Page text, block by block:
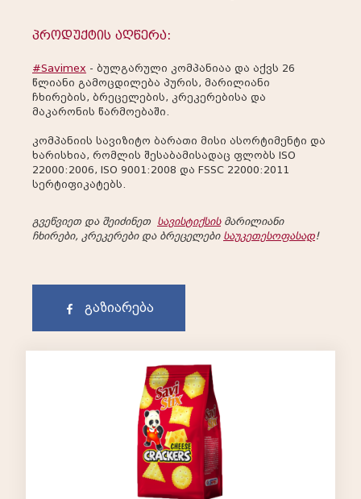
პროდუქტის აღწერა:
#Savimex - ბულგარული კომპანიაა და აქვს 26
წლიანი გამოცდილება პურის, მარილიანი
ჩხირების, ბრეცელების, კრეკერებისა და
მაკარონის წარმოებაში.
კომპანიის სავიზიტო ბარათი მისი ასორტიმენტი და
ხარისხია, რომლის შესაბამისადაც ფლობს ISO
22000:2006, ISO 9001:2008 და FSSC 22000:2011
სერტიფიკატებს.
გვეწვიეთ და შეიძინეთ სავისტიქსისმარილიანი
ჩხირები, კრეკერები და ბრეცელები საუკეთესოფასად!
გაზიარება